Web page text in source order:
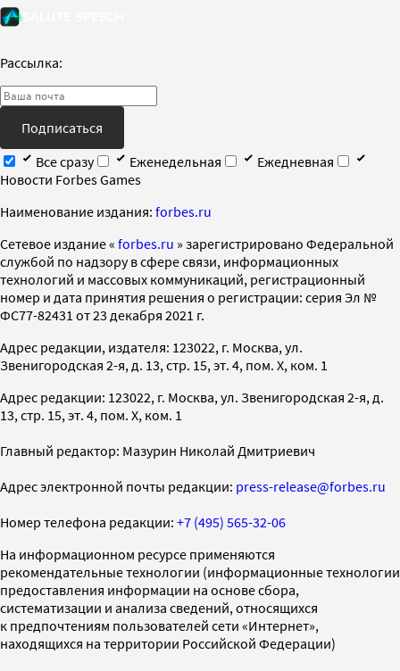
Рассылка:
Подписаться
Все сразу
Еженедельная
Ежедневная
Новости Forbes Games
Наименование издания: forbes.ru
Cетевое издание « forbes.ru » зарегистрировано Федеральной
службой по надзору в сфере связи, информационных
технологий и массовых коммуникаций, регистрационный
номер и дата принятия решения о регистрации: серия Эл №
ФС77-82431 от 23 декабря 2021 г.
Адрес редакции, издателя: 123022, г. Москва, ул.
Звенигородская 2-я, д. 13, стр. 15, эт. 4, пом. X, ком. 1
Адрес редакции: 123022, г. Москва, ул. Звенигородская 2-я, д.
13, стр. 15, эт. 4, пом. X, ком. 1
Главный редактор: Мазурин Николай Дмитриевич
Адрес электронной почты редакции: press-release@forbes.ru
Номер телефона редакции: +7 (495) 565-32-06
На информационном ресурсе применяются
рекомендательные технологии (информационные технологии
предоставления информации на основе сбора,
систематизации и анализа сведений, относящихся
к предпочтениям пользователей сети «Интернет»,
находящихся на территории Российской Федерации)